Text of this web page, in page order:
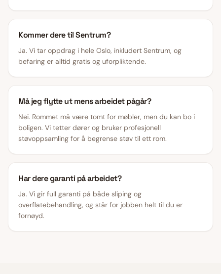
Kommer dere til Sentrum?
Ja. Vi tar oppdrag i hele Oslo, inkludert Sentrum, og
befaring er alltid gratis og uforpliktende.
Må jeg flytte ut mens arbeidet pågår?
Nei. Rommet må være tomt for møbler, men du kan bo i
boligen. Vi tetter dører og bruker profesjonell
støvoppsamling for å begrense støv til ett rom.
Har dere garanti på arbeidet?
Ja. Vi gir full garanti på både sliping og
overflatebehandling, og står for jobben helt til du er
fornøyd.